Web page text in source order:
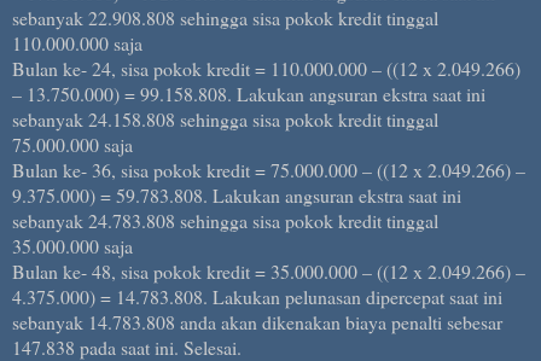
sebanyak 22.908.808 sehingga sisa pokok kredit tinggal
110.000.000 saja
Bulan ke- 24, sisa pokok kredit = 110.000.000 – ((12 x 2.049.266)
– 13.750.000) = 99.158.808. Lakukan angsuran ekstra saat ini
sebanyak 24.158.808 sehingga sisa pokok kredit tinggal
75.000.000 saja
Bulan ke- 36, sisa pokok kredit = 75.000.000 – ((12 x 2.049.266) –
9.375.000) = 59.783.808. Lakukan angsuran ekstra saat ini
sebanyak 24.783.808 sehingga sisa pokok kredit tinggal
35.000.000 saja
Bulan ke- 48, sisa pokok kredit = 35.000.000 – ((12 x 2.049.266) –
4.375.000) = 14.783.808. Lakukan pelunasan dipercepat saat ini
sebanyak 14.783.808 anda akan dikenakan biaya penalti sebesar
147.838 pada saat ini. Selesai.